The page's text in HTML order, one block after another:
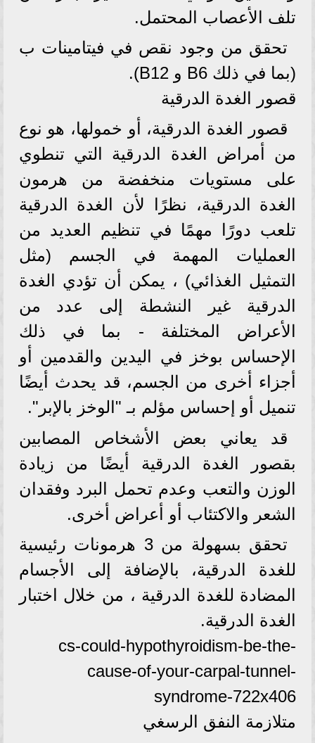
تلف الأعصاب المحتمل.
تحقق من وجود نقص في فيتامينات ب
(بما في ذلك B6 و B12).
قصور الغدة الدرقية
قصور الغدة الدرقية، أو خمولها، هو نوع
من أمراض الغدة الدرقية التي تنطوي
على مستويات منخفضة من هرمون
الغدة الدرقية، نظرًا لأن الغدة الدرقية
تلعب دورًا مهمًا في تنظيم العديد من
العمليات المهمة في الجسم (مثل
التمثيل الغذائي) ، يمكن أن تؤدي الغدة
الدرقية غير النشطة إلى عدد من
الأعراض المختلفة - بما في ذلك
الإحساس بوخز في اليدين والقدمين أو
أجزاء أخرى من الجسم، قد يحدث أيضًا
تنميل أو إحساس مؤلم بـ "الوخز بالإبر".
قد يعاني بعض الأشخاص المصابين
بقصور الغدة الدرقية أيضًا من زيادة
الوزن والتعب وعدم تحمل البرد وفقدان
الشعر والاكتئاب أو أعراض أخرى.
تحقق بسهولة من 3 هرمونات رئيسية
للغدة الدرقية، بالإضافة إلى الأجسام
المضادة للغدة الدرقية ، من خلال اختبار
الغدة الدرقية.
cs-could-hypothyroidism-be-the-
cause-of-your-carpal-tunnel-
syndrome-722x406
متلازمة النفق الرسغي